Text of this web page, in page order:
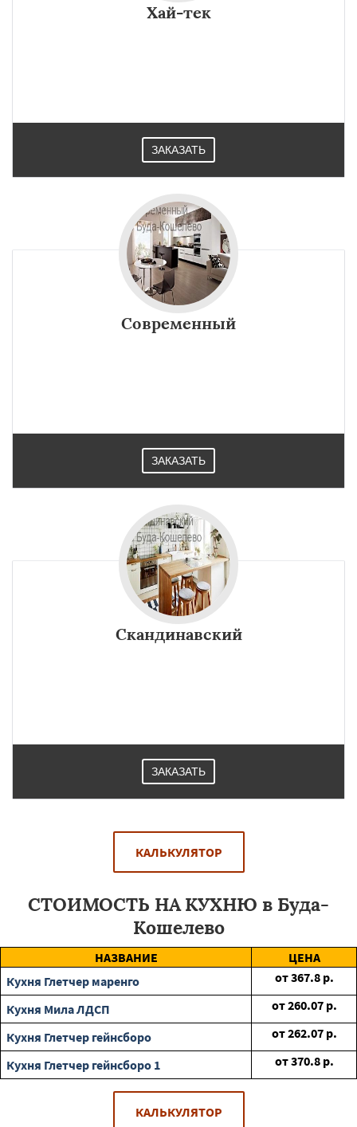
Хай-тек
ЗАКАЗАТЬ
Современный
ЗАКАЗАТЬ
Скандинавский
ЗАКАЗАТЬ
КАЛЬКУЛЯТОР
СТОИМОСТЬ НА КУХНЮ в Буда-
Кошелево
НАЗВАНИЕ
ЦЕНА
Кухня Глетчер маренго
от367.8 р.
Кухня Мила ЛДСП
от260.07 р.
Кухня Глетчер гейнсборо
от262.07 р.
Кухня Глетчер гейнсборо 1
от370.8 р.
КАЛЬКУЛЯТОР